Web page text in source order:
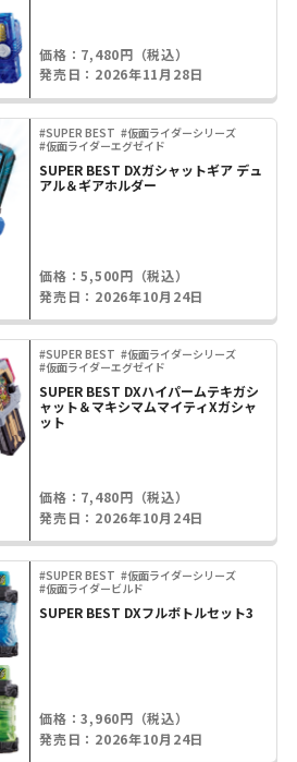
価格：7,480円（税込）
発売日：2026年11月28日
#SUPER BEST #仮面ライダーシリーズ
#仮面ライダーエグゼイド
SUPER BEST DXガシャットギア デュ
アル＆ギアホルダー
価格：5,500円（税込）
発売日：2026年10月24日
#SUPER BEST #仮面ライダーシリーズ
#仮面ライダーエグゼイド
SUPER BEST DXハイパームテキガシ
ャット＆マキシマムマイティXガシャ
ット
価格：7,480円（税込）
発売日：2026年10月24日
#SUPER BEST #仮面ライダーシリーズ
#仮面ライダービルド
SUPER BEST DXフルボトルセット3
価格：3,960円（税込）
発売日：2026年10月24日